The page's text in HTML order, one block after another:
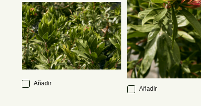
Añadir
Añadir